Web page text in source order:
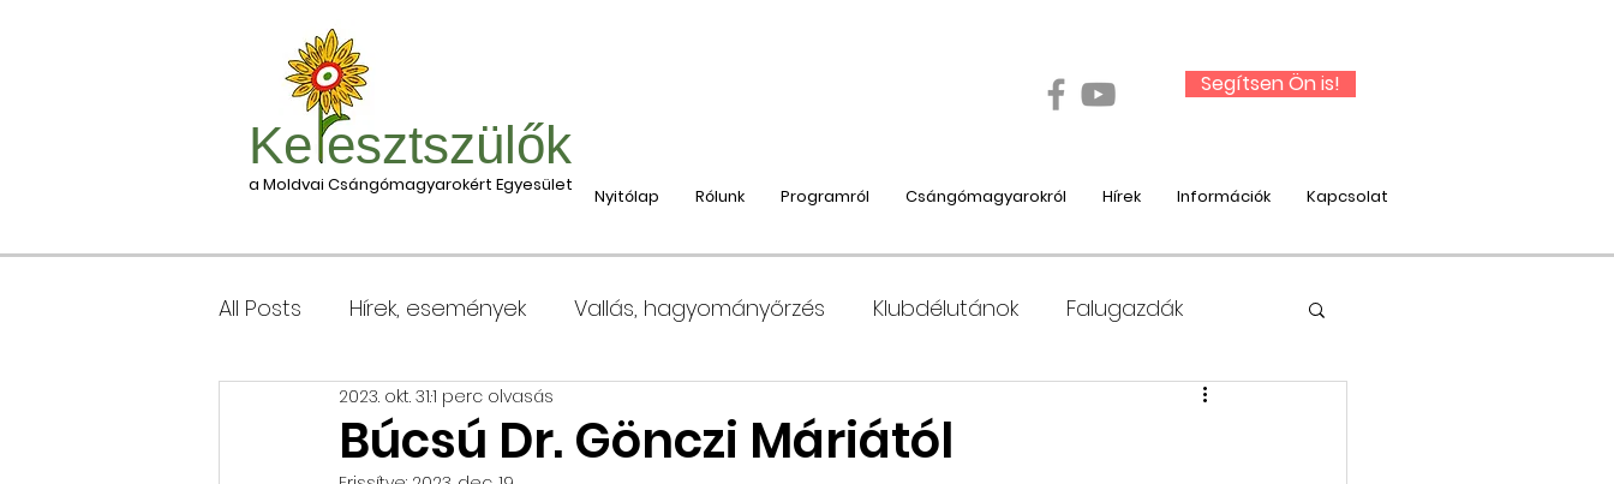
Segítsen Ön is!
Nyitólap Rólunk Programról Csángómagyarokról Hírek Információk Kapcsolat
Ke esztszülők
a Moldvai Csángómagyarokért Egyesület
All Posts Hírek, események Vallás, hagyományőrzés Klubdélutánok Falugazdák
Csomagleadás, érkezése Moldvába
Búcsú Dr. Gönczi Máriától
2023. okt. 31.1 perc olvasás